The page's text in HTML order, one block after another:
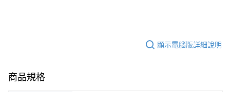
顯示電腦版詳細說明
商品規格